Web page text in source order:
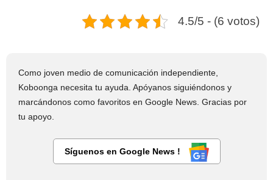
4.5/5 - (6 votos)
Como joven medio de comunicación independiente,
Koboonga necesita tu ayuda. Apóyanos siguiéndonos y
marcándonos como favoritos en Google News. Gracias por
tu apoyo.
Síguenos en Google News !